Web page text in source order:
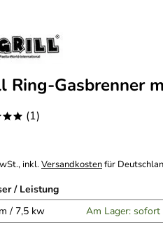
Gasbrenner
(1)
inkl.Versandkostenfür
/ Leistung
/ 7,5 kw
Am Lager: